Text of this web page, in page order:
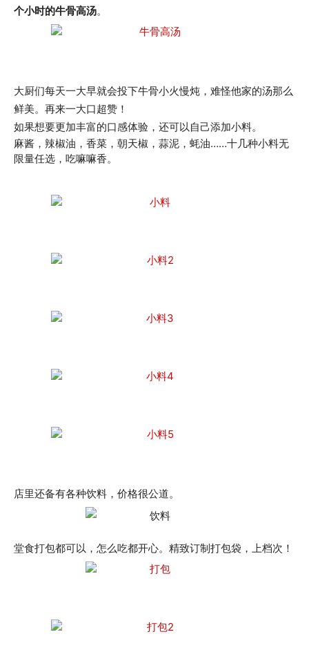
个小时的牛骨高汤。
大厨们每天一大早就会投下牛骨小火慢炖，难怪他家的汤那么
鲜美。再来一大口超赞！
如果想要更加丰富的口感体验，还可以自己添加小料。
麻酱，辣椒油，香菜，朝天椒，蒜泥，蚝油……十几种小料无
限量任选，吃嘛嘛香。
店里还备有各种饮料，价格很公道。
堂食打包都可以，怎么吃都开心。精致订制打包袋，上档次！